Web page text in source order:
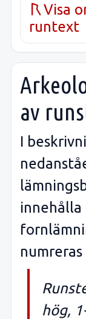
Visa
runtext
av
I
hög,